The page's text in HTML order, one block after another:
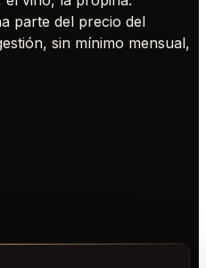
parte del precio del
sin mínimo mensual,